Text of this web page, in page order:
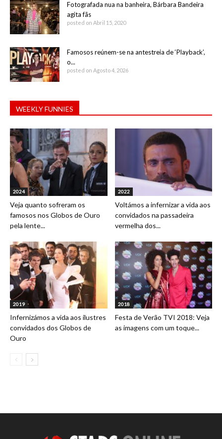
Fotografada nua na banheira, Bárbara Bandeira
agita fãs
posted on Abril 15, 2020
Famosos reúnem-se na antestreia de ‘Playback’,
o...
posted on Agosto 4, 2026
WEEKLY FUNNIES
2024
Veja quanto sofreram os
famosos nos Globos de Ouro
pela lente...
2022
Voltámos a infernizar a vida aos
convidados na passadeira
vermelha dos...
2019
Infernizámos a vida aos ilustres
convidados dos Globos de
Ouro
2018
Festa de Verão TVI 2018: Veja
as imagens com um toque...